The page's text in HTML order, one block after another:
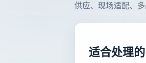
供应、现场适配、
适合处理